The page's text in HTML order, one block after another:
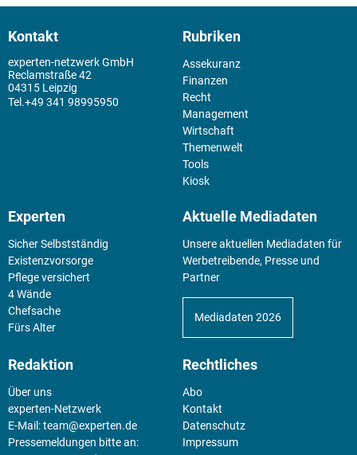
Kontakt
experten-netzwerk GmbH
Reclamstraße 42
04315 Leipzig
+49 341 98995950
Rubriken
Assekuranz
Finanzen
Recht
Management
Wirtschaft
Themenwelt
Tools
Kiosk
Experten
Sicher Selbstständig
Existenz­vorsorge
Pflege versichert
4 Wände
Chefsache
Fürs Alter
Aktuelle Mediadaten
Unsere aktuellen Mediadaten für
Werbetreibende, Presse und
Partner
Mediadaten 2026
Redaktion
Über uns
experten-Netzwerk
E-Mail:team@experten.de
Pressemeldungen bitte an:
Rechtliches
Abo
Kontakt
Datenschutz
Impressum